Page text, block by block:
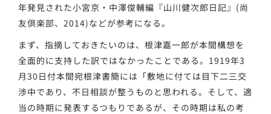
年発見された小宮京・中澤俊輔編『山川健次郎日記』(尚
友倶楽部、2014)などが参考になる。
まず、指摘しておきたいのは、根津嘉一郎が本間構想を
全面的に支持した訳ではなかったことである。1919年3
月30日付本間宛根津書簡には「敷地に付ては目下二三交
渉中であり、不日相談が整うものと思われる。そして、適
当の時期に発表するつもりであるが、その時期は私の考